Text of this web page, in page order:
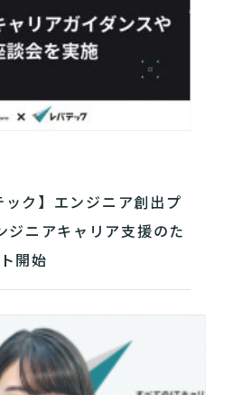
ク】エンジニア創出プ
ジニアキャリア支援のた
開始